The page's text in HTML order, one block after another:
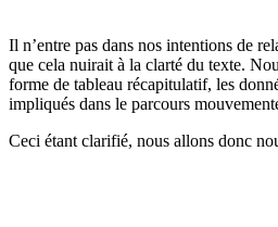
Il n’entre pas dans nos intentions de
que cela nuirait à la clarté du texte.
forme de tableau récapitulatif, les
impliqués dans le parcours
Ceci étant clarifié, nous allons donc